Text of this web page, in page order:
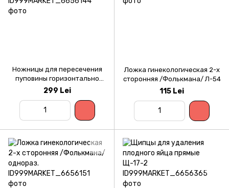
Ножницы для пересечения
пуповины горизонтально
изогнутые 150мм Н-11 (J-22-
299 Lei
Ложка гинекологическая 2-х
сторонняя /Фолькмана/ Л-54
115 Lei